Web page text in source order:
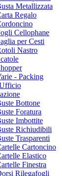
Metallizzata
Regalo
Cellophane
per Cesti
Nastro
- Packing
Bottone
Foratura
Imbottite
Richiudibili
Trasparenti
Cartoncino
Elastico
Finestra
Rilegafogli